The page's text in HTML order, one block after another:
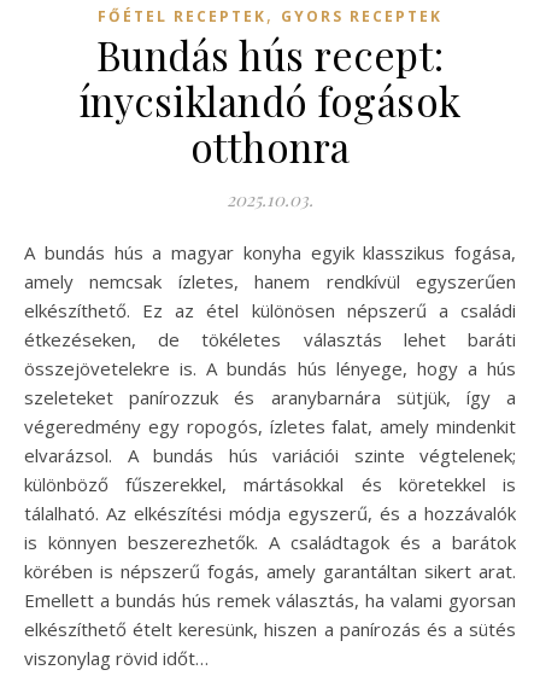
FŐÉTEL RECEPTEK, GYORS RECEPTEK
Bundás hús recept:
ínycsiklandó fogások
otthonra
2025.10.03.
A bundás hús a magyar konyha egyik klasszikus fogása,
amely nemcsak ízletes, hanem rendkívül egyszerűen
elkészíthető. Ez az étel különösen népszerű a családi
étkezéseken, de tökéletes választás lehet baráti
összejövetelekre is. A bundás hús lényege, hogy a hús
szeleteket panírozzuk és aranybarnára sütjük, így a
végeredmény egy ropogós, ízletes falat, amely mindenkit
elvarázsol. A bundás hús variációi szinte végtelenek;
különböző fűszerekkel, mártásokkal és köretekkel is
tálalható. Az elkészítési módja egyszerű, és a hozzávalók
is könnyen beszerezhetők. A családtagok és a barátok
körében is népszerű fogás, amely garantáltan sikert arat.
Emellett a bundás hús remek választás, ha valami gyorsan
elkészíthető ételt keresünk, hiszen a panírozás és a sütés
viszonylag rövid időt…